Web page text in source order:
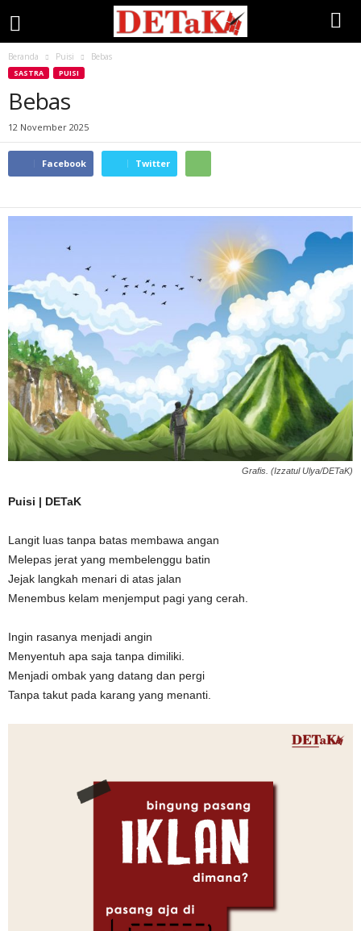
Beranda Puisi Bebas
SASTRA PUISI
Bebas
12 November 2025
Facebook Twitter
Grafis. (Izzatul Ulya/DETaK)
Puisi | DETaK
Langit luas tanpa batas membawa angan
Melepas jerat yang membelenggu batin
Jejak langkah menari di atas jalan
Menembus kelam menjemput pagi yang cerah.
Ingin rasanya menjadi angin
Menyentuh apa saja tanpa dimiliki.
Menjadi ombak yang datang dan pergi
Tanpa takut pada karang yang menanti.